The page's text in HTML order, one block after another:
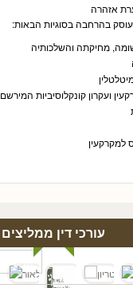
אזהרה
בהרחבה בסוגיות הבאות:
מחיקתה והשלכותיה
ועקרון קונקלוסיביות המירשם
למקרקעין
עורכי דין ממליצים